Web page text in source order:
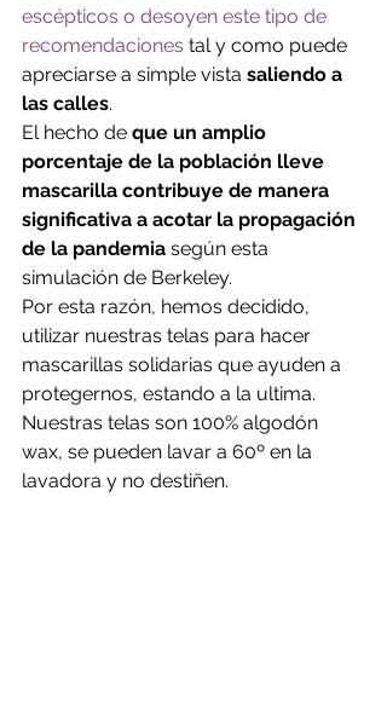
escépticos o desoyen este tipo de
recomendaciones tal y como puede
apreciarse a simple vista saliendo a
las calles.
El hecho de que un amplio
porcentaje de la población lleve
mascarilla contribuye de manera
significativa a acotar la propagación
de la pandemia según esta
simulación de Berkeley.
Por esta razón, hemos decidido,
utilizar nuestras telas para hacer
mascarillas solidarias que ayuden a
protegernos, estando a la ultima.
Nuestras telas son 100% algodón
wax, se pueden lavar a 60º en la
lavadora y no destiñen.